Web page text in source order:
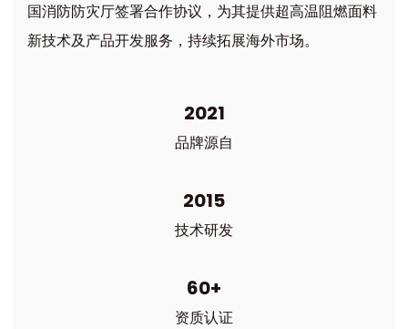
国消防防灾厅签署合作协议，为其提供超高温阻燃面料
新技术及产品开发服务，持续拓展海外市场。
2021
品牌源自
2015
技术研发
60+
资质认证